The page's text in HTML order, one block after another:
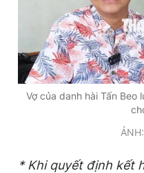
0906 645 777
Đặt báo Quảng cáo
Phó tổng biên tập thường
Phó tổng biên tập: Lâm Hiếu
Phó tổng biên tập: Trần Việt
Tổng thư ký tòa soạn: Đức
Giấy phép xuất bản số 110/
Vợ của danh hài Tấn
* Khi quyết định kết